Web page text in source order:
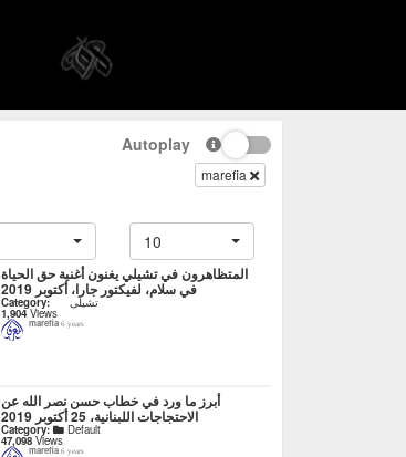
Autoplay
marefia
10
المتظاهرون في تشيلي يغنون أغنية حق الحياة
في سلام، لفيكتور جارا، أكتوبر 2019
Category: تشيلى
1,904Views
marefia 6 years
أبرز ما ورد في خطاب حسن نصر الله عن
الاحتجاجات اللبنانية، 25 أكتوبر 2019
Category: Default
47,098 Views
marefia 6 years